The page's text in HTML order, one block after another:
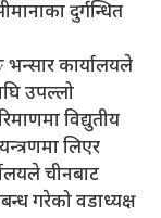
दुर्गन्धित
कार्यालयले
उपल्लो
विद्युतीय
लिएर
चीनबाट
गरेको वडाध्यक्ष